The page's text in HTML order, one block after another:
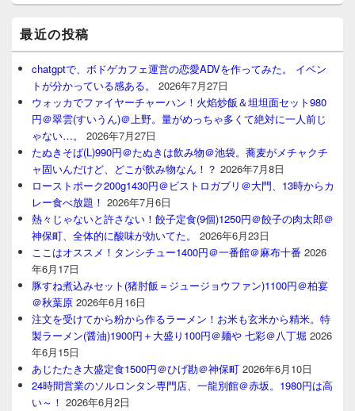
最近の投稿
chatgptで、ボドゲカフェ運営の恋愛ADVを作ってみた。 イベン
トが分かっている感ある。
2026年7月27日
ウォッカでファイヤーチャーハン！火焰炒飯＆坦坦面セット980
円＠翠雲(すいうん)＠上野。量がめっちゃ多くて絶対に一人前じ
ゃない…。
2026年7月27日
たぬきそば(L)990円＠たぬきは飲み物＠池袋。蕎麦がメチャクチ
ャ固いんだけど、どこが飲み物なん！？ 2026年7月8日
ローストポーク200g1430円＠ビストロガブリ＠大門、13時からカ
レー食べ放題！ 2026年7月6日
熱々じゃないと許さない！餃子定食(9個)1250円＠餃子の肉太郎＠
神保町、全体的に酸味が効いてた。
2026年6月23日
ここはオススメ！タンシチュー1400円＠一番館＠麻布十番 2026
年6月17日
豚すね煮込みセット(猪肘飯＝ジュージョウファン)1100円＠柏宴
＠秋葉原 2026年6月16日
注文を受けてから粉から作るラーメン！お米も玄米から精米。特
製ラーメン(醤油)1900円＋大盛り100円＠麺や 七彩＠八丁堀 2026
年6月15日
あじたたき大盛定食1500円＠ひげ勘＠神保町 2026年6月10日
24時間営業のソルロンタン専門店、一龍別館＠赤坂。1980円は高
い～！ 2026年6月2日